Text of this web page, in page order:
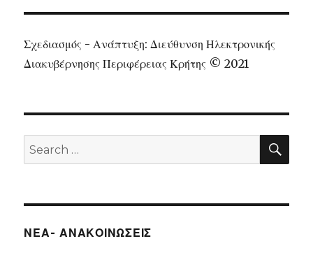
Σχεδιασμός - Ανάπτυξη: Διεύθυνση Ηλεκτρονικής
Διακυβέρνησης Περιφέρειας Κρήτης © 2021
Search
for:
ΝΕΑ- ΑΝΑΚΟΙΝΩΣΕΙΣ